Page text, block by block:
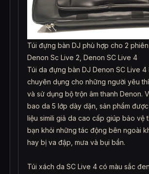
Túi đựng bàn DJ phù hợp cho 2
Denon Sc Live 2, Denon SC Live 4
Túi da đựng bàn DJ Denon SC Live 4
chuyên dụng cho những người yêu
và sử dụng bộ trộn âm thanh Denon.
bao da 5 lớp dày dặn, sản phẩm
liệu simili giả da cao cấp giúp bảo vệ
bạn khỏi những tác động bên ngoài
hay bị va đập, mưa và bụi bẩn.
Túi xách da SC Live 4 có màu sắc